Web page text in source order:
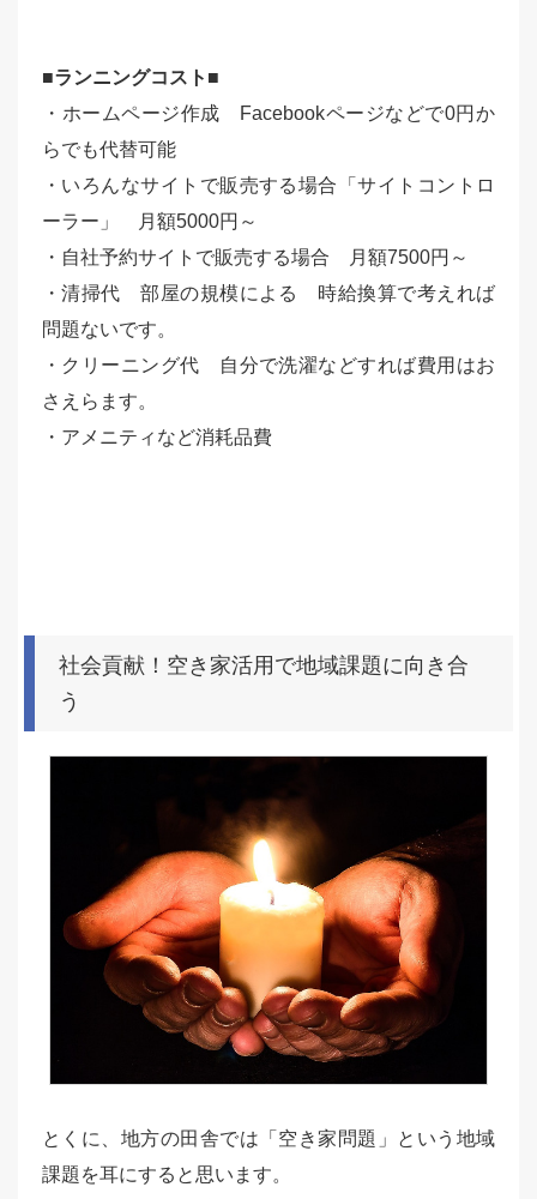
■ランニングコスト■
・ホームページ作成 Facebookページなどで0円か
らでも代替可能
・いろんなサイトで販売する場合「サイトコントロ
ーラー」 月額5000円～
・自社予約サイトで販売する場合 月額7500円～
・清掃代 部屋の規模による 時給換算で考えれば
問題ないです。
・クリーニング代 自分で洗濯などすれば費用はお
さえらます。
・アメニティなど消耗品費
社会貢献！空き家活用で地域課題に向き合
う
とくに、地方の田舎では 「空き家問題」という地域
課題 を耳にすると思います。